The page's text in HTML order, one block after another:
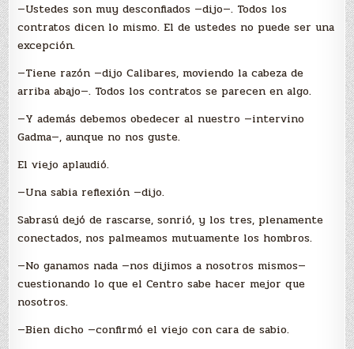
—Ustedes son muy desconfiados —dijo—. Todos los
contratos dicen lo mismo. El de ustedes no puede ser una
excepción.
—Tiene razón —dijo Calibares, moviendo la cabeza de
arriba abajo—. Todos los contratos se parecen en algo.
—Y además debemos obedecer al nuestro —intervino
Gadma—, aunque no nos guste.
El viejo aplaudió.
—Una sabia reflexión —dijo.
Sabrasú dejó de rascarse, sonrió, y los tres, plenamente
conectados, nos palmeamos mutuamente los hombros.
—No ganamos nada —nos dijimos a nosotros mismos—
cuestionando lo que el Centro sabe hacer mejor que
nosotros.
—Bien dicho —confirmó el viejo con cara de sabio.